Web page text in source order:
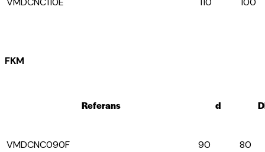
FKM
Referans d
VMDCNC090F 90 80